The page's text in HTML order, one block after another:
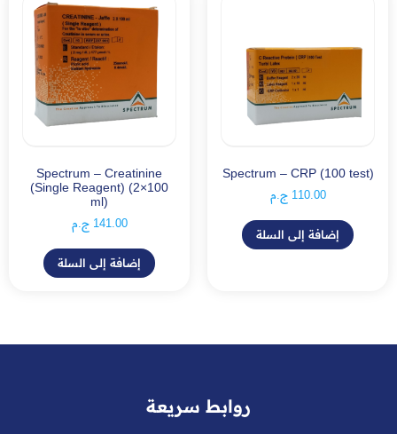
Spectrum – CRP (100 test)
110.00 ج.م
إضافة إلى السلة
Spectrum – Creatinine
(Single Reagent) (2×100
ml)
141.00 ج.م
إضافة إلى السلة
روابط سريعة